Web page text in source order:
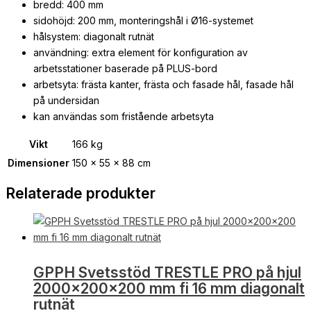
bredd: 400 mm
sidohöjd: 200 mm, monteringshål i Ø16-systemet
hålsystem: diagonalt rutnät
användning: extra element för konfiguration av
arbetsstationer baserade på PLUS-bord
arbetsyta: frästa kanter, frästa och fasade hål, fasade hål
på undersidan
kan användas som fristående arbetsyta
Vikt
166 kg
Dimensioner 150 × 55 × 88 cm
Relaterade produkter
GPPH Svetsstöd TRESTLE PRO på hjul
2000x200x200 mm fi 16 mm diagonalt
rutnät